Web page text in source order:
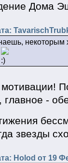
Дома
некоторым
главное -
звезды
Holod от 19